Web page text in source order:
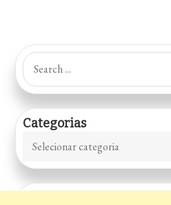
Search
for:
Categorias
Categorias